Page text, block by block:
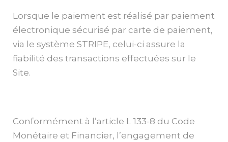
Lorsque le paiement est réalisé par paiement
électronique sécurisé par carte de paiement,
via le système STRIPE, celui-ci assure la
fiabilité des transactions effectuées sur le
Site.
Conformément à l’article L 133-8 du Code
Monétaire et Financier, l’engagement de